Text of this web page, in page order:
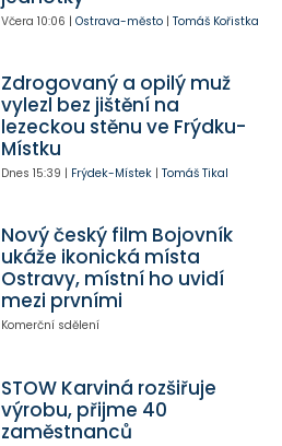
Včera 10:06 | Ostrava-město| Tomáš Kořistka
Zdrogovaný a opilý muž
vylezl bez jištění na
lezeckou stěnu ve Frýdku-
Místku
Dnes 15:39 | Frýdek-Místek| Tomáš Tikal
Nový český film Bojovník
ukáže ikonická místa
Ostravy, místní ho uvidí
mezi prvními
Komerční sdělení
STOW Karviná rozšiřuje
výrobu, přijme 40
zaměstnanců